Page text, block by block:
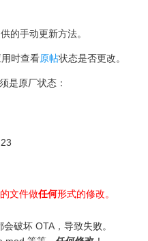
的手动更新方法。
时查看原帖状态是否更改。
是原厂状态：
文件做任何形式的修改。
破坏 OTA，导致失败。